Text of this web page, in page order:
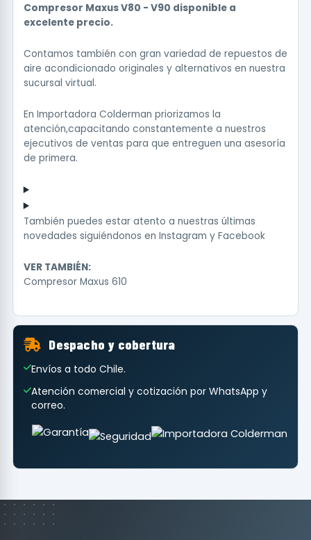
Compresor Maxus V80 - V90 disponible a
excelente precio.
Contamos también con gran variedad de repuestos de
aire acondicionado originales y alternativos en nuestra
sucursal virtual.
En Importadora Colderman priorizamos la
atención,capacitando constantemente a nuestros
ejecutivos de ventas para que entreguen una asesoría
de primera.
También puedes estar atento a nuestras últimas
novedades siguiéndonos en Instagram y Facebook
VER TAMBIÉN:
Compresor Maxus 610
Despacho y cobertura
Envíos a todo Chile.
Atención comercial y cotización por WhatsApp y
correo.